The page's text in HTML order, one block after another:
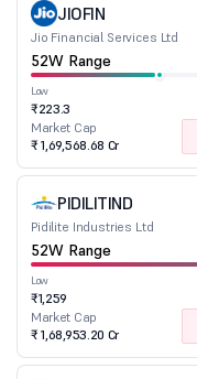
JIOFIN
Jio Financial Services Ltd
52W Range
Low
₹223.3
Market Cap
₹ 1,69,568.68 Cr
PIDILITIND
Pidilite Industries Ltd
52W Range
Low
₹1,259
Market Cap
₹ 1,68,953.20 Cr